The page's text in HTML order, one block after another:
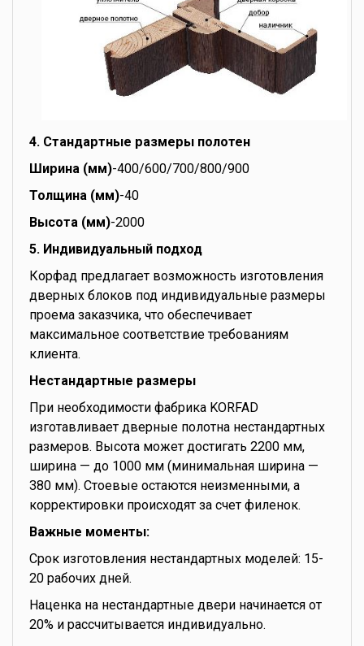
4. Стандартные размеры полотен
Ширина (мм)-400/600/700/800/900
Толщина (мм)-40
Высота (мм)-2000
5. Индивидуальный подход
Корфад предлагает возможность изготовления
дверных блоков под индивидуальные размеры
проема заказчика, что обеспечивает
максимальное соответствие требованиям
клиента.
Нестандартные размеры
При необходимости фабрика KORFAD
изготавливает дверные полотна нестандартных
размеров. Высота может достигать 2200 мм,
ширина — до 1000 мм (минимальная ширина —
380 мм). Стоевые остаются неизменными, а
корректировки происходят за счет филенок.
Важные моменты:
Срок изготовления нестандартных моделей: 15-
20 рабочих дней.
Наценка на нестандартные двери начинается от
20% и рассчитывается индивидуально.